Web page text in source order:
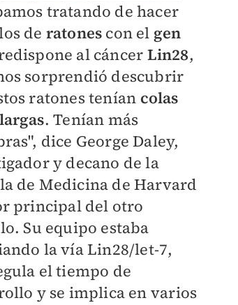
tratando de hacer
de ratones con el gen
al cáncer Lin28,
sorprendió descubrir
ratones tenían colas
. Tenían más
dice George Daley,
y decano de la
de Medicina de Harvard
principal del otro
Su equipo estaba
la vía Lin28/let-7,
el tiempo de
y se implica en varios